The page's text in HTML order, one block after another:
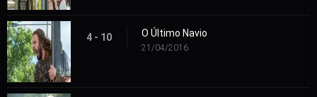
4 - 10 O Último Navio
21/04/2016